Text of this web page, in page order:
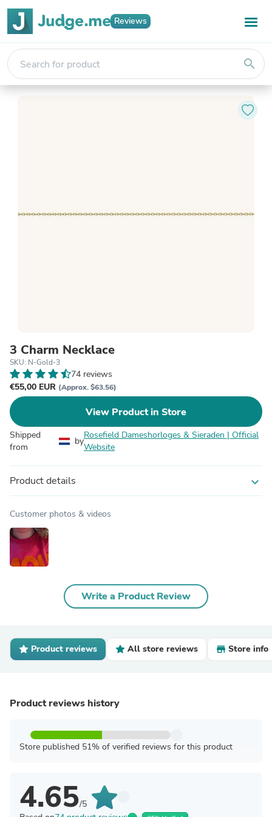
Reviews
search
3 Charm Necklace
SKU: N-Gold-3
74 reviews
€55,00 EUR (Approx. $63.56)
View Product in Store
Shipped
from
by
Rosefield Dameshorloges & Sieraden | Official
Website
Product details expand_more
Customer photos & videos
Write a Product Review
Product reviews All store reviews Store info
Product reviews history
Store published 51% of verified reviews for this product
4.65/5